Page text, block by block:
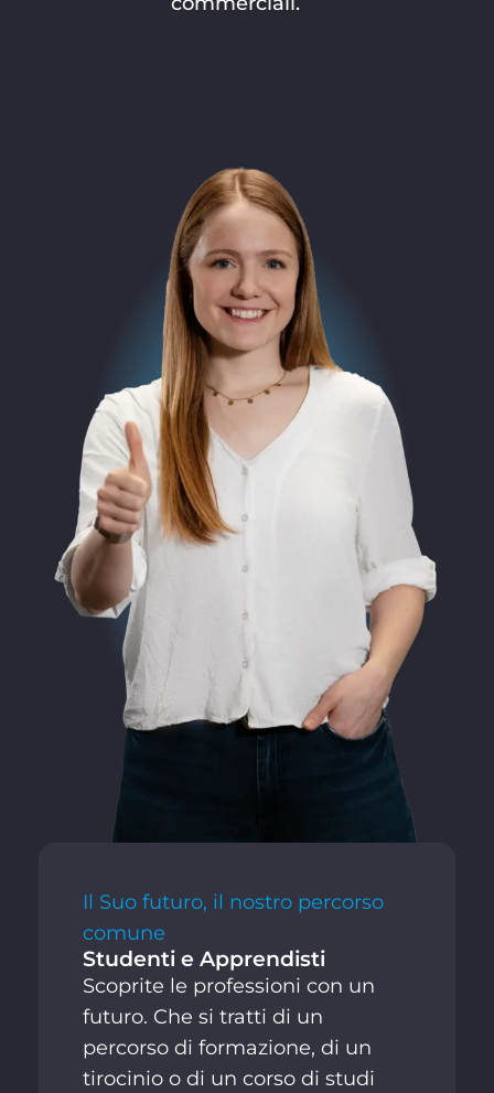
Il Suo futuro, il nostro percorso
comune
Studenti e Apprendisti
Scoprite le professioni con un
futuro. Che si tratti di un
percorso di formazione, di un
tirocinio o di un corso di studi